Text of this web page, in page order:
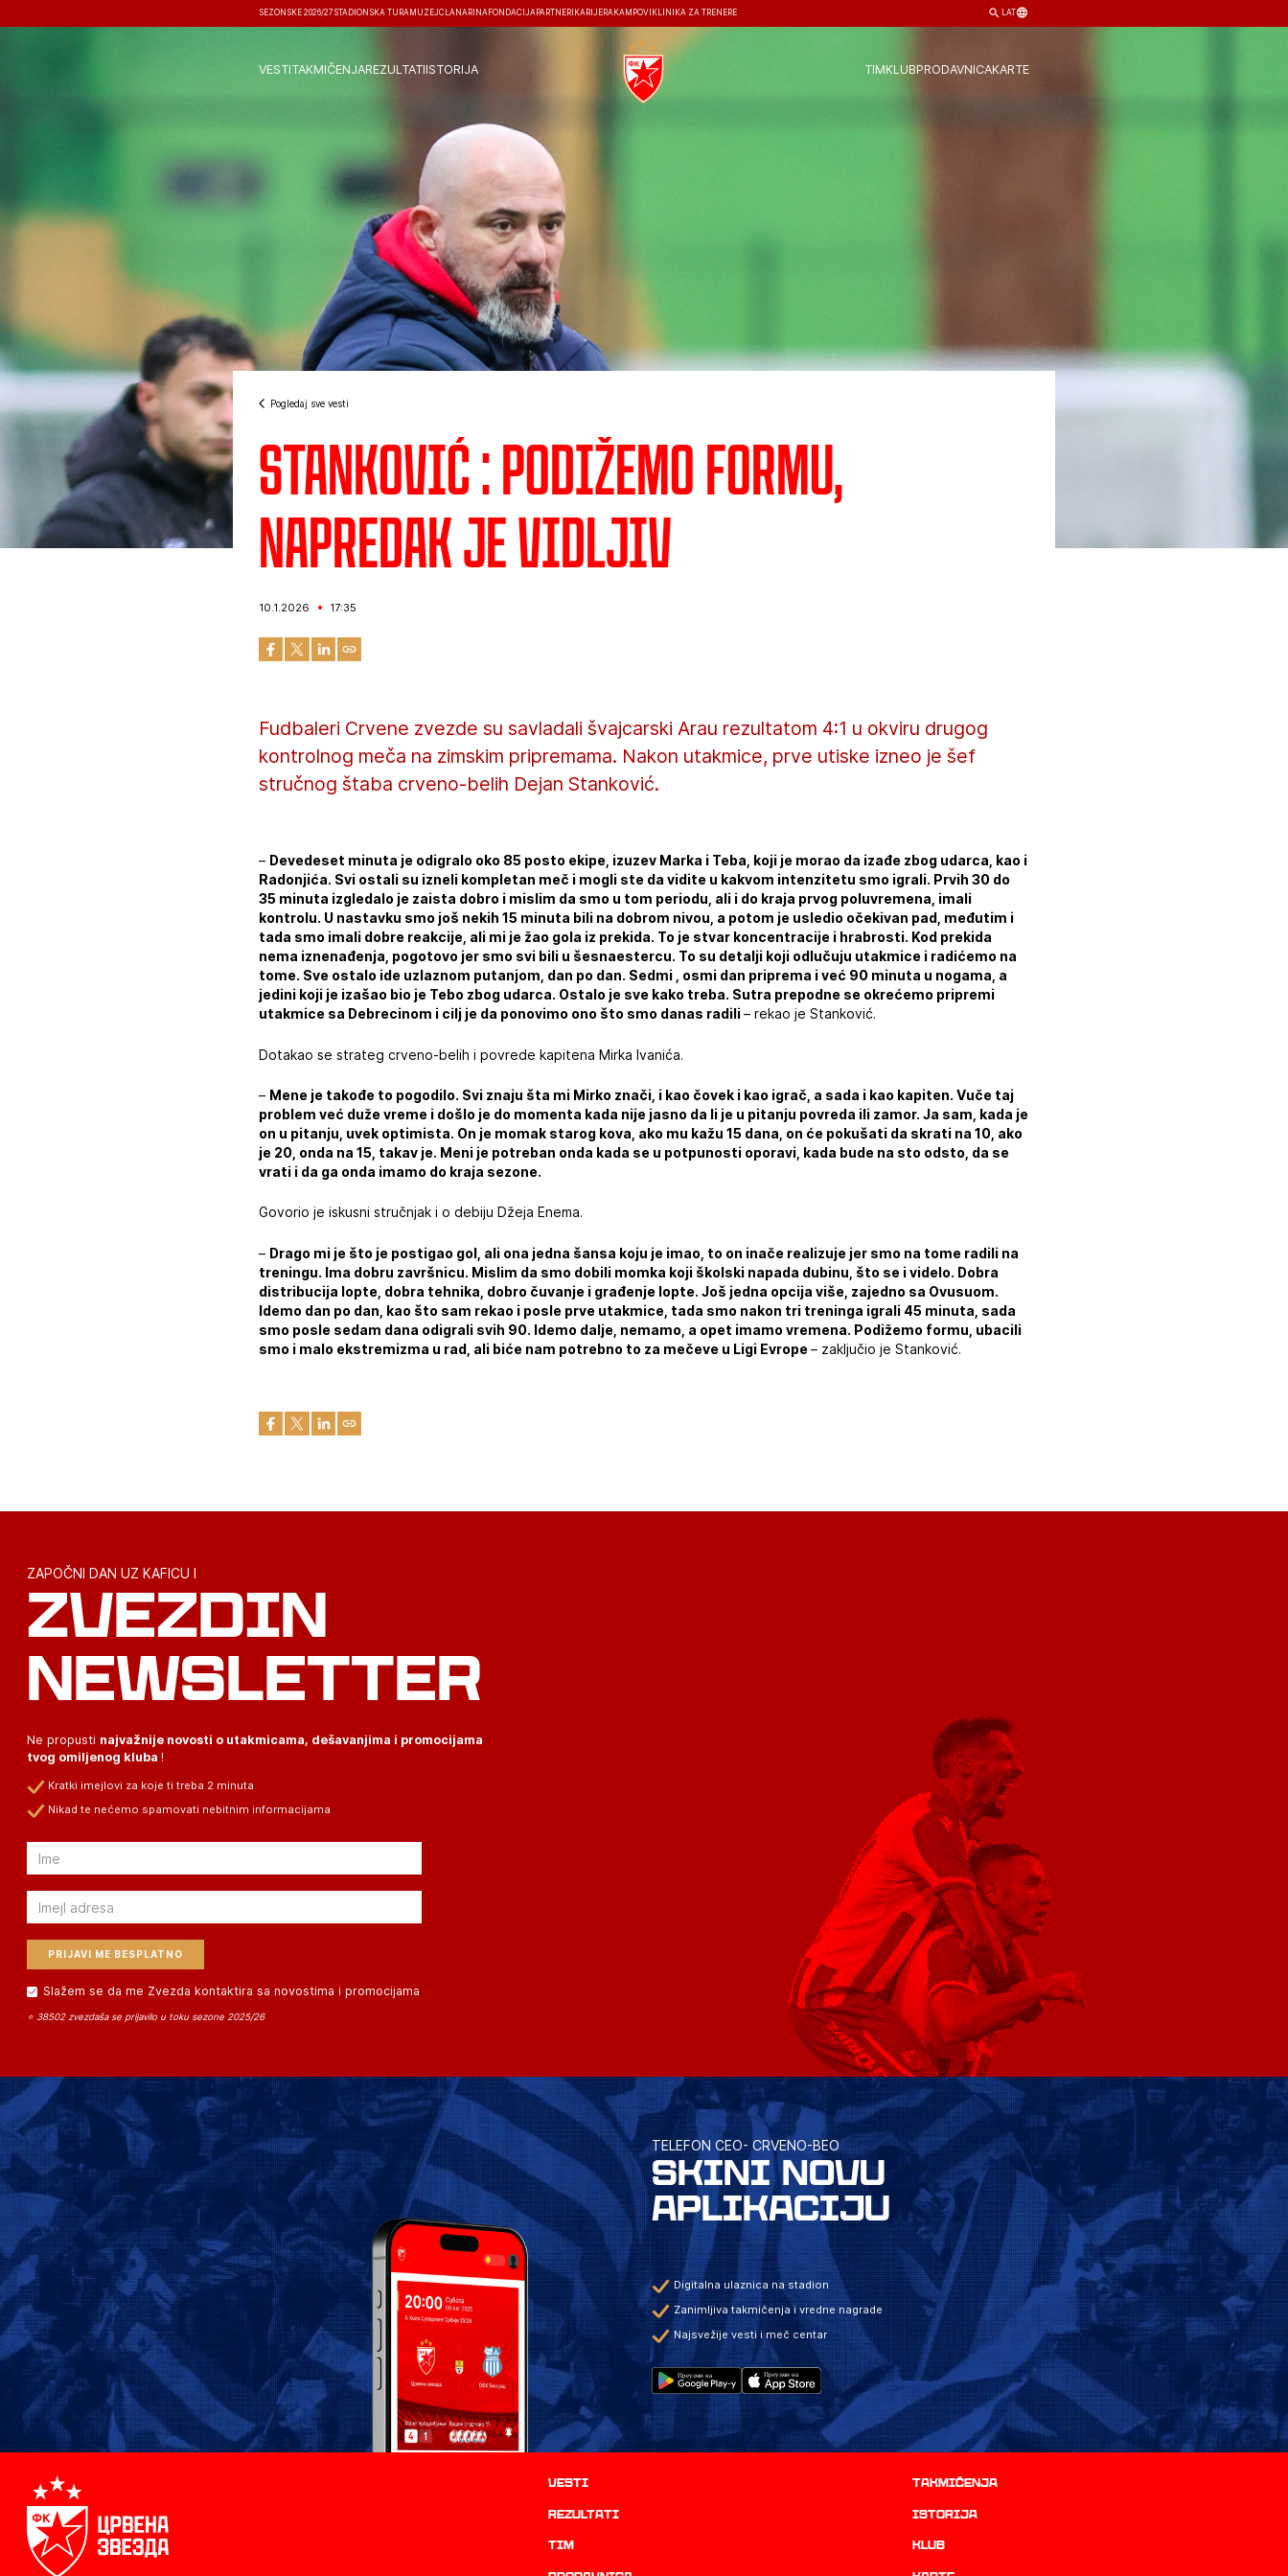
SEZONSKE 2026/27 STADIONSKA TURA MUZEJČLANARINA FONDACIJA PARTNERI KARIJERA KAMPOVI KLINIKA ZA TRENERE LAT
VESTITAKMIČENJAREZULTATIISTORIJA TIMKLUBPRODAVNICAKARTE
Pogledaj sve vesti
Stanković : Podižemo formu,
napredak je vidljiv
10.1.2026 17:35
Fudbaleri Crvene zvezde su savladali švajcarski Arau rezultatom 4:1 u okviru drugog
kontrolnog meča na zimskim pripremama. Nakon utakmice, prve utiske izneo je šef
stručnog štaba crveno-belih Dejan Stanković.
– Devedeset minuta je odigralo oko 85 posto ekipe, izuzev Marka i Teba, koji je morao da izađe zbog udarca, kao i
Radonjića. Svi ostali su izneli kompletan meč i mogli ste da vidite u kakvom intenzitetu smo igrali. Prvih 30 do
35 minuta izgledalo je zaista dobro i mislim da smo u tom periodu, ali i do kraja prvog poluvremena, imali
kontrolu. U nastavku smo još nekih 15 minuta bili na dobrom nivou, a potom je usledio očekivan pad, međutim i
tada smo imali dobre reakcije, ali mi je žao gola iz prekida. To je stvar koncentracije i hrabrosti. Kod prekida
nema iznenađenja, pogotovo jer smo svi bili u šesnaestercu. To su detalji koji odlučuju utakmice i radićemo na
tome. Sve ostalo ide uzlaznom putanjom, dan po dan. Sedmi , osmi dan priprema i već 90 minuta u nogama, a
jedini koji je izašao bio je Tebo zbog udarca. Ostalo je sve kako treba. Sutra prepodne se okrećemo pripremi
utakmice sa Debrecinom i cilj je da ponovimo ono što smo danas radili– rekao je Stanković.
Dotakao se strateg crveno-belih i povrede kapitena Mirka Ivanića.
– Mene je takođe to pogodilo. Svi znaju šta mi Mirko znači, i kao čovek i kao igrač, a sada i kao kapiten. Vuče taj
problem već duže vreme i došlo je do momenta kada nije jasno da li je u pitanju povreda ili zamor. Ja sam, kada je
on u pitanju, uvek optimista. On je momak starog kova, ako mu kažu 15 dana, on će pokušati da skrati na 10, ako
je 20, onda na 15, takav je. Meni je potreban onda kada se u potpunosti oporavi, kada bude na sto odsto, da se
vrati i da ga onda imamo do kraja sezone.
Govorio je iskusni stručnjak i o debiju Džeja Enema.
– Drago mi je što je postigao gol, ali ona jedna šansa koju je imao, to on inače realizuje jer smo na tome radili na
treningu. Ima dobru završnicu. Mislim da smo dobili momka koji školski napada dubinu, što se i videlo. Dobra
distribucija lopte, dobra tehnika, dobro čuvanje i građenje lopte. Još jedna opcija više, zajedno sa Ovusuom.
Idemo dan po dan, kao što sam rekao i posle prve utakmice, tada smo nakon tri treninga igrali 45 minuta, sada
smo posle sedam dana odigrali svih 90. Idemo dalje, nemamo, a opet imamo vremena. Podižemo formu, ubacili
smo i malo ekstremizma u rad, ali biće nam potrebno to za mečeve u Ligi Evrope– zaključio je Stanković.
ZAPOČNI DAN UZ KAFICU I
ZVEZDIN
NEWSLETTER
Ne propusti najvažnije novosti o utakmicama, dešavanjima i promocijama
tvog omiljenog kluba !
Kratki imejlovi za koje ti treba 2 minuta
Nikad te nećemo spamovati nebitnim informacijama
Email
Email
Slažem se da me Zvezda kontaktira sa novostima i promocijama
⭐ 38502 zvezdaša se prijavilo u toku sezone 2025/26
TELEFON CEO- CRVENO-BEO
SKINI NOVU
APLIKACIJU
Digitalna ulaznica na stadion
Zanimljiva takmičenja i vredne nagrade
Najsvežije vesti i meč centar
Vesti Takmičenja
rezultati istorija
TIM Klub